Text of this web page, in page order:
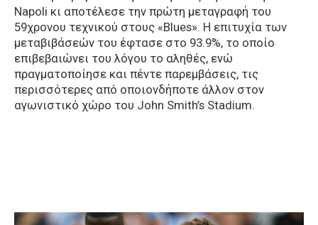
Napoli κι αποτέλεσε την πρώτη μεταγραφή του
59χρονου τεχνικού στους «Blues». Η επιτυχία των
μεταβιβάσεών του έφτασε στο 93.9%, το οποίο
επιβεβαιώνει του λόγου το αληθές, ενώ
πραγματοποίησε και πέντε παρεμβάσεις, τις
περισσότερες από οποιονδήποτε άλλον στον
αγωνιστικό χώρο του John Smith’s Stadium.